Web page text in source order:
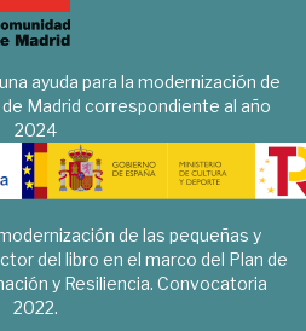
ayuda para la modernización de
Madrid correspondiente al año
2024
de las pequeñas y
del libro en el marco del Plan de
y Resiliencia. Convocatoria
2022.